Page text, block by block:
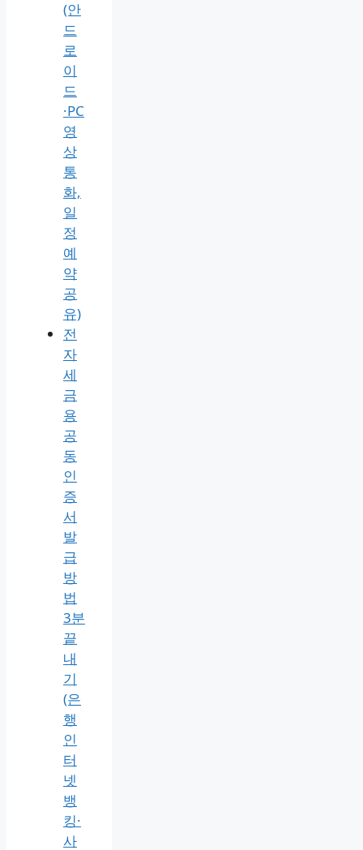
(안
드
로
이
드
·PC
영
상
통
화,
일
정
예
약
공
유)
전
자
세
금
용
공
동
인
증
서
발
급
방
법
3분
끝
내
기
(은
행
인
터
넷
뱅
킹·
사